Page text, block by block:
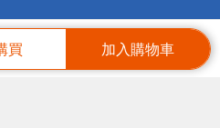
買 加入購物車